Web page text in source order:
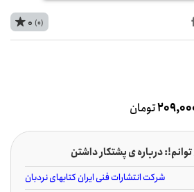
0 (0)
تومان
درباره ی پشتکار داشتن
شرکت انتشارات فنی ایران کتابهای نردبان